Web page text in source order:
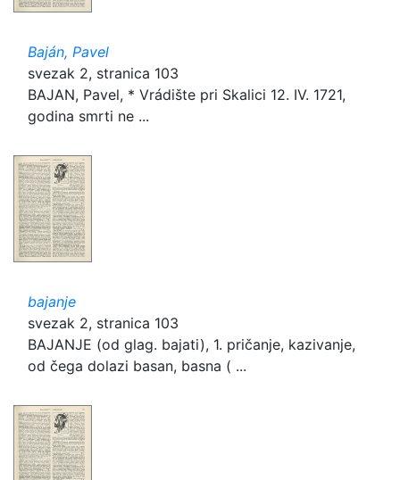
Baján, Pavel
svezak 2, stranica 103
BAJAN, Pavel, * Vrádište pri Skalici 12. IV. 1721,
godina smrti ne ...
bajanje
svezak 2, stranica 103
BAJANJE (od glag. bajati), 1. pričanje, kazivanje,
od čega dolazi basan, basna ( ...